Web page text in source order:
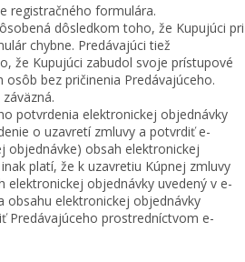
registračného formulára.
dôsledkom toho, že Kupujúci pri
chybne. Predávajúci tiež
že Kupujúci zabudol svoje prístupové
bez pričinenia Predávajúceho.
potvrdenia elektronickej objednávky
o uzavretí zmluvy a potvrdiť e-
objednávke) obsah elektronickej
platí, že k uzavretiu Kúpnej zmluvy
objednávky uvedený v e-
obsahu elektronickej objednávky
Predávajúceho prostredníctvom e-